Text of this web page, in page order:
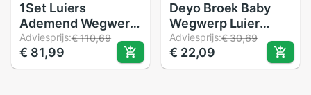
1Set Luiers
Ademend Wegwerp
Luiers Bamboevezel
Doek Luier
Adviesprijs:€ 110,69
€ 81,99
Deyo Broek Baby
Wegwerp Luier
Kinderen 3D
Ademend Baby 'S
Luiers Proefpakket
Adviesprijs:€ 30,69
€ 22,09